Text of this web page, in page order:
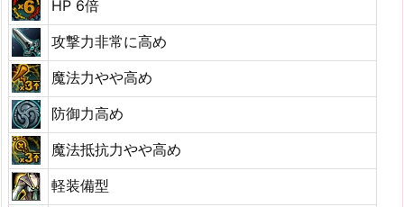
HP 6倍
攻撃力非常に高め
魔法力やや高め
防御力高め
魔法抵抗力やや高め
軽装備型